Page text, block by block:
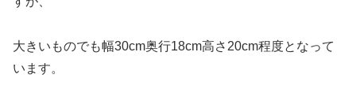
大きいものでも幅30cm奥行18cm高さ20cm程度となって
います。